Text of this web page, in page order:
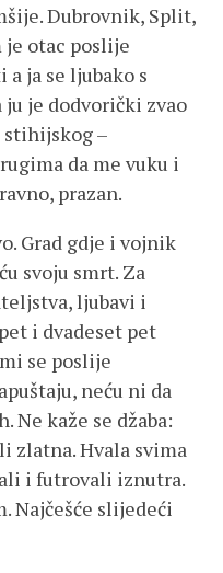
Dubrovnik, Split,
otac poslije
a ja se ljubako s
je dodvorički zvao
stihijskog –
da me vuku i
prazan.
Grad gdje i vojnik
svoju smrt. Za
ljubavi i
i dvadeset pet
se poslije
neću ni da
Ne kaže se džaba:
zlatna. Hvala svima
i futrovali iznutra.
Najčešće slijedeći